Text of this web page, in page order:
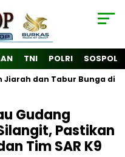
TNI POLRI SOSPOL
Jiarah dan Tabur Bunga di
Gudang
Pastikan
Tim SAR K9